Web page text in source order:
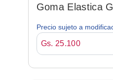
Goma Elastica
Precio sujeto a
Gs. 25.100